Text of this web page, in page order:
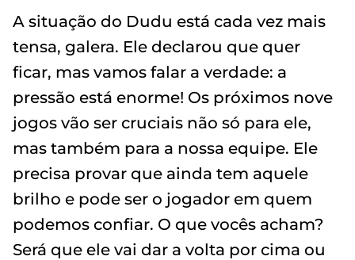
A situação do Dudu está cada vez mais
tensa, galera. Ele declarou que quer
ficar, mas vamos falar a verdade: a
pressão está enorme! Os próximos nove
jogos vão ser cruciais não só para ele,
mas também para a nossa equipe. Ele
precisa provar que ainda tem aquele
brilho e pode ser o jogador em quem
podemos confiar. O que vocês acham?
Será que ele vai dar a volta por cima ou